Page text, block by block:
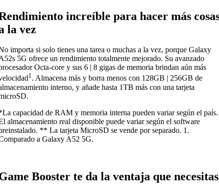
increíble para hacer más
la vez
importa si solo tienes una tarea o muchas a la vez, porque Galaxy
5G ofrece un rendimiento totalmente mejorado. Su avanzado
Octa-core y sus 6 | 8 gigas de memoria brindan aún más
1. Almacena más y borra menos con 128GB | 256GB de
interno, y añade hasta 1TB más con una tarjeta
capacidad de RAM y memoria interna pueden variar según el país.
almacenamiento real disponible puede variar según el software
** La tarjeta MicroSD se vende por separado. 1.
a Galaxy A52 5G.
Booster te da la ventaja que necesitas